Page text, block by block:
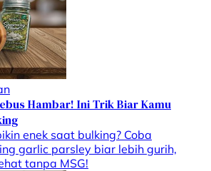
Hambar! Ini Trik Biar Kamu
enek saat bulking? Coba
garlic parsley biar lebih gurih,
tanpa MSG!